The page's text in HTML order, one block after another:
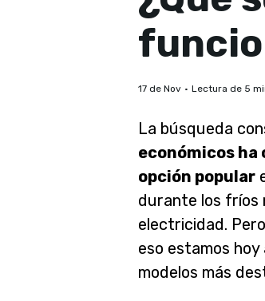
17 de Nov Lectura de 5
La búsqueda
económicos ha
opción popular
durante los fríos
electricidad.
eso estamos
modelos más